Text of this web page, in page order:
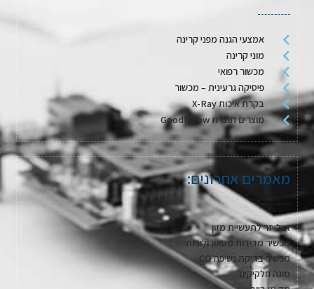
אמצעי הגנה מפני קרינה
מוני קרינה
מכשור רפואי
פיסיקה גרעינית – מכשור
בקרת איכות X-Ray
מוצרים תוצרת Goodfellow
מאמרים אחרונים:
אנלייזר לתעשיית מזון
מכשיר מדידות מטאורולוגיות
מכשיר בדיקת נשיפה CO
מונה חלקיקים